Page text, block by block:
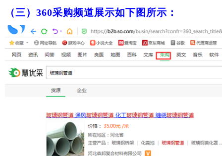
（三） 360采购频道展示如下图所示：